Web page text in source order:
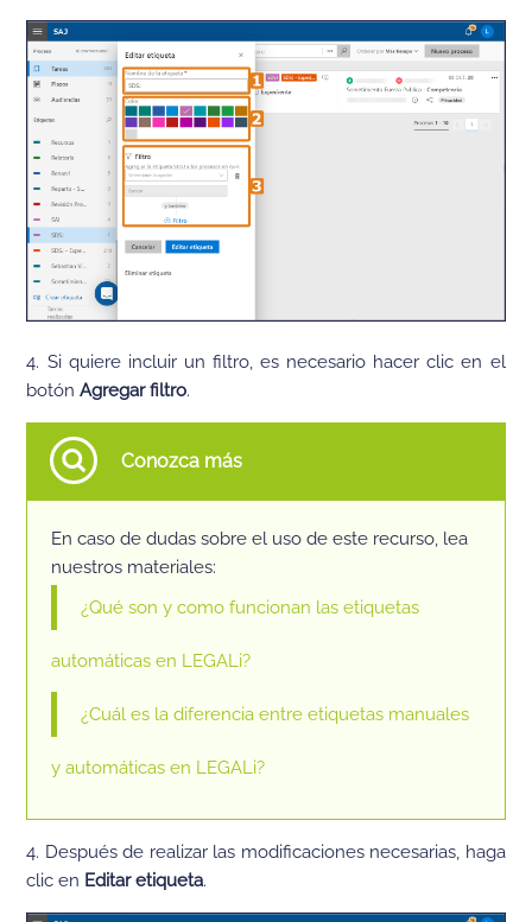
4. Si quiere incluir un filtro, es necesario hacer clic en el
botónAgregar filtro.
Conozca más
En caso de dudas sobre el uso de este recurso, lea
nuestros materiales:
¿Qué son y como funcionan las etiquetas
automáticas en LEGALi?
¿Cuál es la diferencia entre etiquetas manuales
y automáticas en LEGALi?
4. Después de realizar las modificaciones necesarias, haga
clic en Editar etiqueta.